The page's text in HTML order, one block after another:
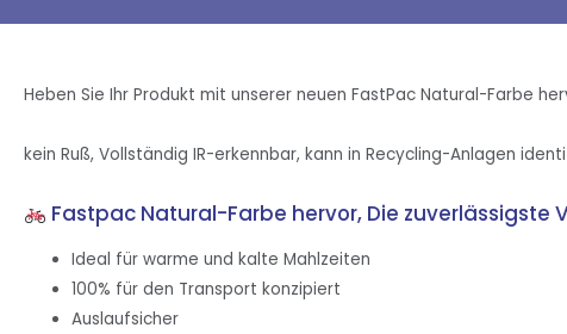
Heben Sie Ihr Produkt mit unserer neuen FastPac Natural-Farbe
kein Ruß, Vollständig IR-erkennbar, kann in Recycling-Anlagen
Fastpac Natural-Farbe hervor, Die zuverlässigste
Ideal für warme und kalte Mahlzeiten
100% für den Transport konzipiert
Auslaufsicher